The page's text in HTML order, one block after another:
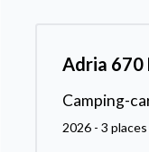
Adria 670
Camping-
2026 - 3 places